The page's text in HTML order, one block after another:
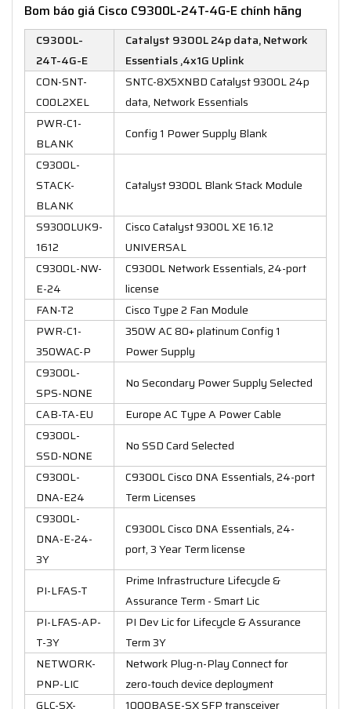
Bom báo giá Cisco C9300L-24T-4G-E chính hãng
C9300L-
24T-4G-E
Catalyst 9300L 24p data, Network
Essentials ,4x1G Uplink
CON-SNT-
C00L2XEL
SNTC-8X5XNBD Catalyst 9300L 24p
data, Network Essentials
PWR-C1-
BLANK
Config 1 Power Supply Blank
C9300L-
STACK-
BLANK
Catalyst 9300L Blank Stack Module
S9300LUK9-
1612
Cisco Catalyst 9300L XE 16.12
UNIVERSAL
C9300L-NW-
E-24
C9300L Network Essentials, 24-port
license
FAN-T2
Cisco Type 2 Fan Module
PWR-C1-
350WAC-P
350W AC 80+ platinum Config 1
Power Supply
C9300L-
SPS-NONE
No Secondary Power Supply Selected
CAB-TA-EU
Europe AC Type A Power Cable
C9300L-
SSD-NONE
No SSD Card Selected
C9300L-
DNA-E24
C9300L Cisco DNA Essentials, 24-port
Term Licenses
C9300L-
DNA-E-24-
3Y
C9300L Cisco DNA Essentials, 24-
port, 3 Year Term license
PI-LFAS-T
Prime Infrastructure Lifecycle &
Assurance Term - Smart Lic
PI-LFAS-AP-
T-3Y
PI Dev Lic for Lifecycle & Assurance
Term 3Y
NETWORK-
PNP-LIC
Network Plug-n-Play Connect for
zero-touch device deployment
GLC-SX-
1000BASE-SX SFP transceiver